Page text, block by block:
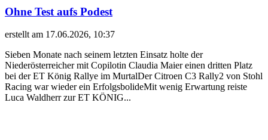
Ohne Test aufs Podest
erstellt am 17.06.2026, 10:37
Sieben Monate nach seinem letzten Einsatz holte der
Niederösterreicher mit Copilotin Claudia Maier einen dritten Platz
bei der ET König Rallye im MurtalDer Citroen C3 Rally2 von Stohl
Racing war wieder ein ErfolgsbolideMit wenig Erwartung reiste
Luca Waldherr zur ET KÖNIG...